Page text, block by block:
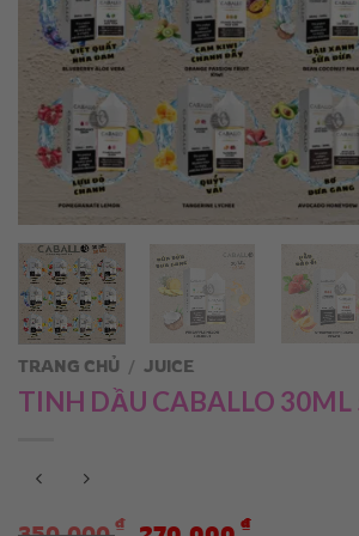
TRANG CHỦ / JUICE
TINH DẦU CABALLO 30ML
₫ ₫